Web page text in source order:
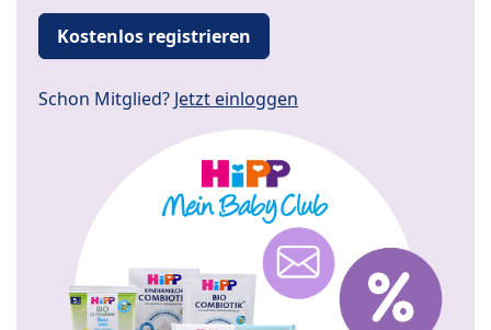
Kostenlos registrieren
Schon Mitglied? Jetzt einloggen